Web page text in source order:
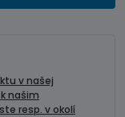
v našej
našim
resp. v okolí